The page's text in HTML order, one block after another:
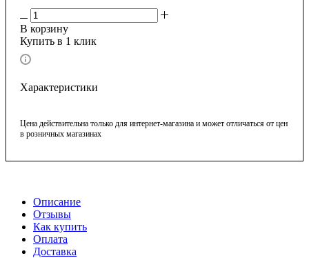
В корзину
Купить в 1 клик
Характеристики
Цена действительна только для интернет-магазина и может отличаться от цен
в розничных магазинах
Описание
Отзывы
Как купить
Оплата
Доставка